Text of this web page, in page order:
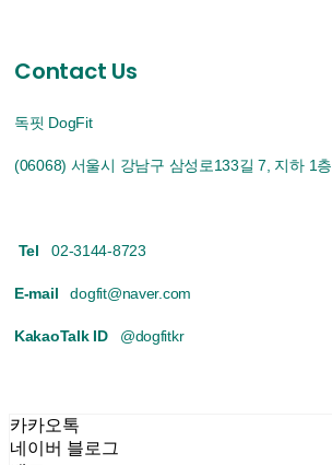
Contact Us
독핏 DogFit
(06068) 서울시 강남구 삼성로133길 7, 지하 1층
Tel 02-3144-8723
E-mail dogfit@naver.com
KakaoTalk ID@dogfitkr
카카오톡
네이버 블로그